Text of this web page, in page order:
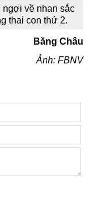
về nhan sắc
thai con thứ 2.
Băng Châu
Ảnh: FBNV